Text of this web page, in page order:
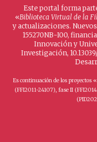
Este portal forma
«Biblioteca Virtual de la
y actualizaciones.
155270NB-I00,
Innovación y
Investigación,
Es continuación de los proyectos «
(FFI2011-24107), fase II